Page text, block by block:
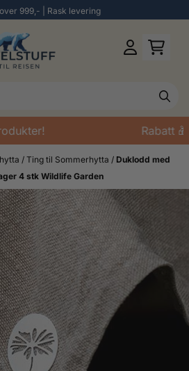
999,- | Rask levering
Rabatt
/ Ting til Sommerhytta / Duklodd med
4 stk Wildlife Garden